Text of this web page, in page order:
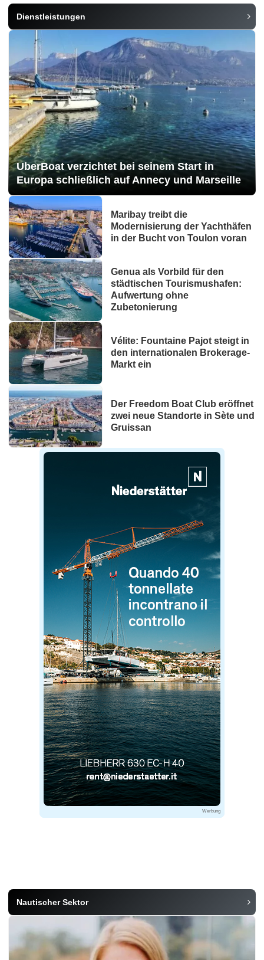
Dienstleistungen
UberBoat verzichtet bei seinem Start in
Europa schließlich auf Annecy und Marseille
Maribay treibt die
Modernisierung der Yachthäfen
in der Bucht von Toulon voran
Genua als Vorbild für den
städtischen Tourismushafen:
Aufwertung ohne
Zubetonierung
Vélite: Fountaine Pajot steigt in
den internationalen Brokerage-
Markt ein
Der Freedom Boat Club eröffnet
zwei neue Standorte in Sète und
Gruissan
Werbung
Nautischer Sektor